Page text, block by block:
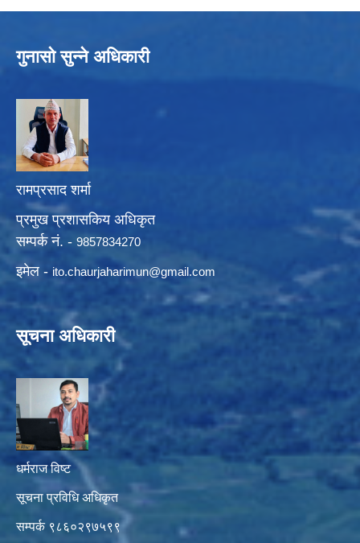
गुनासो सुन्ने अधिकारी
रामप्रसाद शर्मा
प्रमुख प्रशासकिय अधिकृत
सम्पर्क नं. - 9857834270
इमेल - ito.chaurjaharimun@gmail.com
सूचना अधिकारी
धर्मराज विष्ट
सूचना प्रविधि अधिकृत
सम्पर्क ९८६०२९७५९९